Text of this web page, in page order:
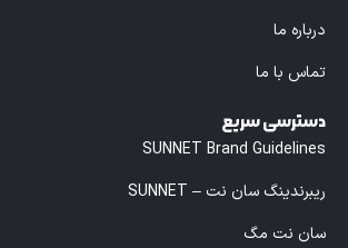
درباره ما
تماس با ما
دسترسی سریع
SUNNET Brand Guidelines
ریبرندینگ سان نت – SUNNET
سان نت مگ